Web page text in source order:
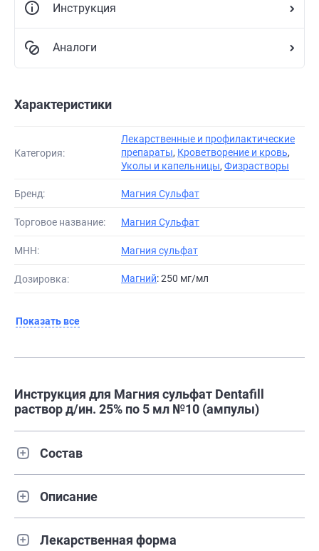
Инструкция
Аналоги
Характеристики
Категория:
Лекарственные и профилактические
препараты, Кроветворение и кровь,
Уколы и капельницы, Физрастворы
Бренд: Магния Сульфат
Торговое название: Магния Сульфат
МНН: Магния сульфат
Дозировка: Магний: 250 мг/мл
Показать все
Инструкция для Магния сульфат Dentafill
раствор д/ин. 25% по 5 мл №10 (ампулы)
Состав
Описание
Лекарственная форма